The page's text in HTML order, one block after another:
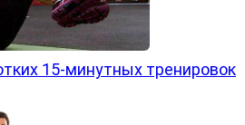
15-минутных тренировок